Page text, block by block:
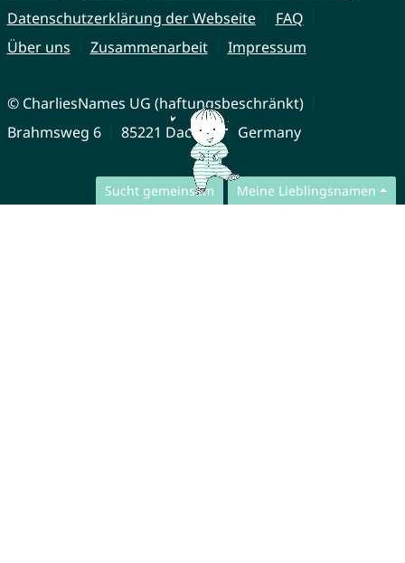
Sucht gemeinsam Meine Lieblingsnamen
Datenschutzerklärung der Webseite
FAQ
Über uns
Zusammenarbeit Impressum
© CharliesNames UG (haftungsbeschränkt)
Brahmsweg 6
85221 Dachau Germany